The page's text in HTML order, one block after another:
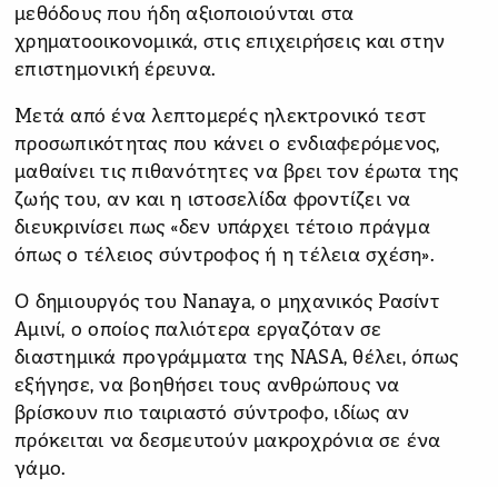
μεθόδους που ήδη αξιοποιούνται στα
χρηματοοικονομικά, στις επιχειρήσεις και στην
επιστημονική έρευνα.
Μετά από ένα λεπτομερές ηλεκτρονικό τεστ
προσωπικότητας που κάνει ο ενδιαφερόμενος,
μαθαίνει τις πιθανότητες να βρει τον έρωτα της
ζωής του, αν και η ιστοσελίδα φροντίζει να
διευκρινίσει πως «δεν υπάρχει τέτοιο πράγμα
όπως ο τέλειος σύντροφος ή η τέλεια σχέση».
Ο δημιουργός του Nanaya, ο μηχανικός Ρασίντ
Αμινί, ο οποίος παλιότερα εργαζόταν σε
διαστημικά προγράμματα της NASA, θέλει, όπως
εξήγησε, να βοηθήσει τους ανθρώπους να
βρίσκουν πιο ταιριαστό σύντροφο, ιδίως αν
πρόκειται να δεσμευτούν μακροχρόνια σε ένα
γάμο.